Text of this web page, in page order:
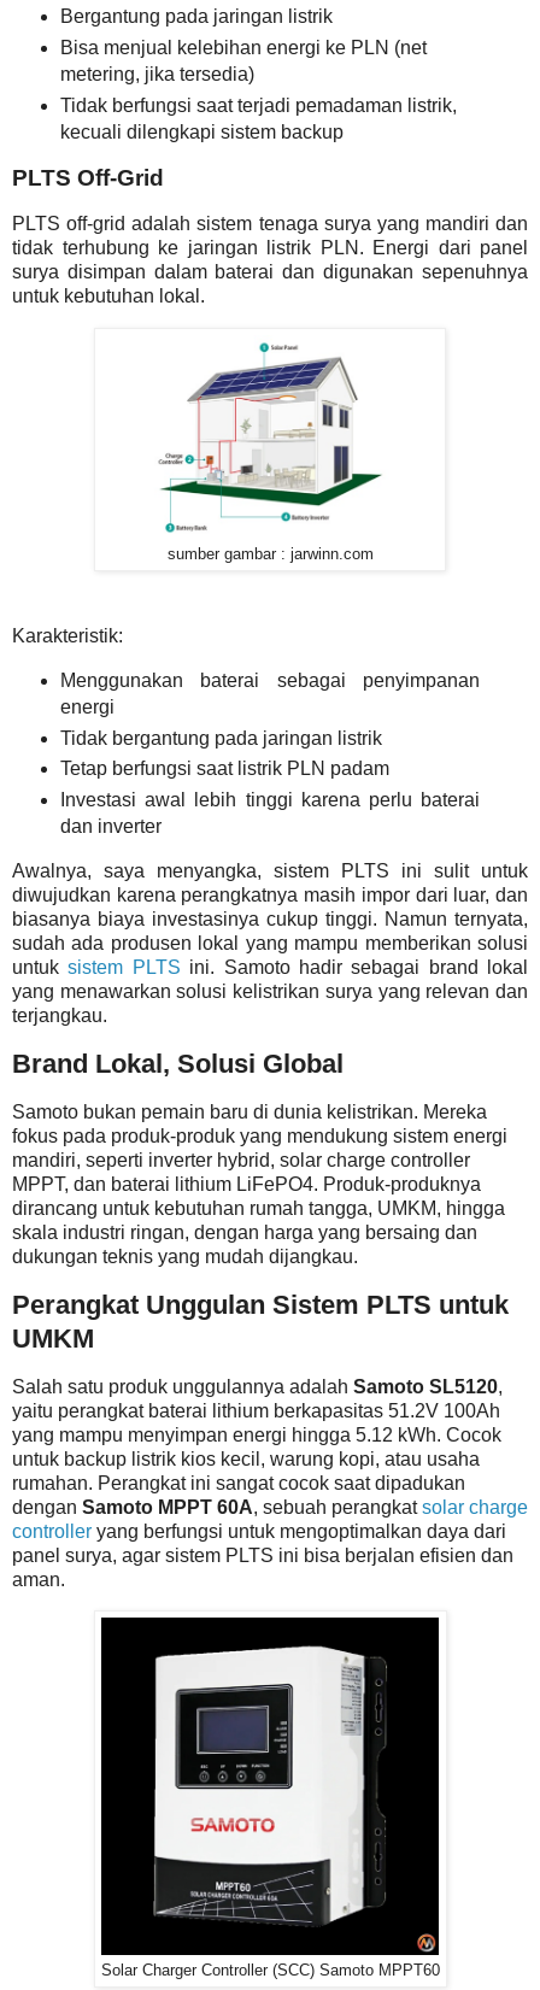
Bergantung pada jaringan listrik
Bisa menjual kelebihan energi ke PLN (net
metering, jika tersedia)
Tidak berfungsi saat terjadi pemadaman listrik,
kecuali dilengkapi sistem backup
PLTS Off-Grid
PLTS off-grid adalah sistem tenaga surya yang mandiri dan
tidak terhubung ke jaringan listrik PLN. Energi dari panel
surya disimpan dalam baterai dan digunakan sepenuhnya
untuk kebutuhan lokal.
sumber gambar : jarwinn.com
Karakteristik:
Menggunakan baterai sebagai penyimpanan
energi
Tidak bergantung pada jaringan listrik
Tetap berfungsi saat listrik PLN padam
Investasi awal lebih tinggi karena perlu baterai
dan inverter
Awalnya, saya menyangka, sistem PLTS ini sulit untuk
diwujudkan karena perangkatnya masih impor dari luar, dan
biasanya biaya investasinya cukup tinggi. Namun ternyata,
sudah ada produsen lokal yang mampu memberikan solusi
untuksistem PLTS ini. Samoto hadir sebagai brand lokal
yang menawarkan solusi kelistrikan surya yang relevan dan
terjangkau.
Brand Lokal, Solusi Global
Samoto bukan pemain baru di dunia kelistrikan. Mereka
fokus pada produk-produk yang mendukung sistem energi
mandiri, seperti inverter hybrid, solar charge controller
MPPT, dan baterai lithium LiFePO4. Produk-produknya
dirancang untuk kebutuhan rumah tangga, UMKM, hingga
skala industri ringan, dengan harga yang bersaing dan
dukungan teknis yang mudah dijangkau.
Perangkat Unggulan Sistem PLTS untuk
UMKM
Salah satu produk unggulannya adalah Samoto SL5120,
yaitu perangkat baterai lithium berkapasitas 51.2V 100Ah
yang mampu menyimpan energi hingga 5.12 kWh. Cocok
untuk backup listrik kios kecil, warung kopi, atau usaha
rumahan. Perangkat ini sangat cocok saat dipadukan
dengan Samoto MPPT 60A, sebuah perangkatsolar charge
controller yang berfungsi untuk mengoptimalkan daya dari
panel surya, agar sistem PLTS ini bisa berjalan efisien dan
aman.
Solar Charger Controller (SCC) Samoto MPPT60